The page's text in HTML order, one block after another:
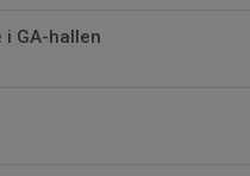
i GA-hallen